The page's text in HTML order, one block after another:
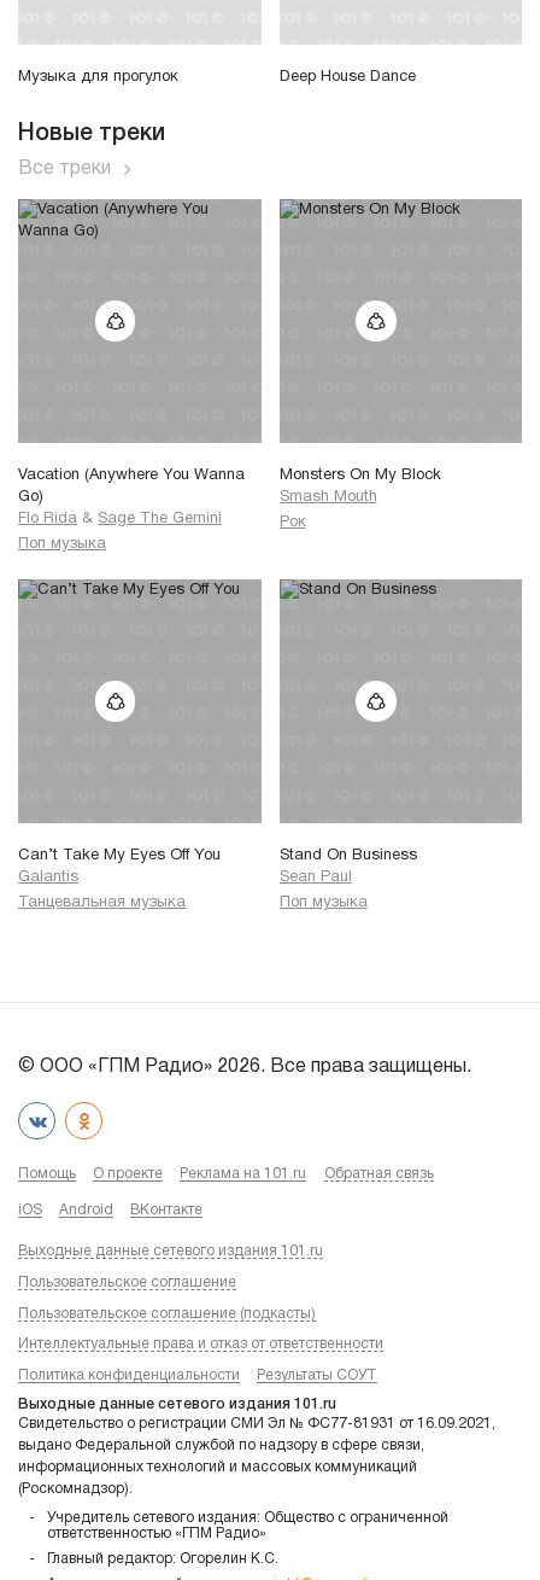
Музыка для прогулок Deep House Dance
Новые треки
Все треки
Vacation (Anywhere You Wanna
Go)
Flo Rida & Sage The Gemini
Поп музыка
Monsters On My Block
Smash Mouth
Рок
Can’t Take My Eyes Off You
Galantis
Танцевальная музыка
Stand On Business
Sean Paul
Поп музыка
© ООО «ГПМ Радио» 2026. Все права защищены.
Помощь О проекте Реклама на 101.ru Обратная связь
iOS Android ВКонтакте
Выходные данные сетевого издания 101.ru
Пользовательское соглашение
Пользовательское соглашение (подкасты)
Интеллектуальные права и отказ от ответственности
Политика конфиденциальности Результаты СОУТ
Выходные данные сетевого издания 101.ru
Свидетельство о регистрации СМИ Эл № ФС77-81931 от 16.09.2021,
выдано Федеральной службой по надзору в сфере связи,
информационных технологий и массовых коммуникаций
(Роскомнадзор).
Учредитель сетевого издания: Общество с ограниченной
ответственностью «ГПМ Радио»
Главный редактор: Огорелин К.С.